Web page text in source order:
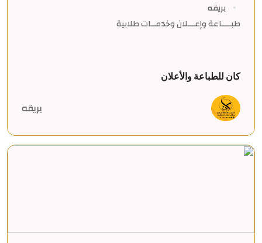
بريقه
طبــــاعة وإعـــلان وخدمــات طلابية
كان للطباعة والأعلان
بريقه